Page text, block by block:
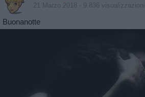
21 Marzo 2018 - 9.836 visualizzazioni
Buonanotte